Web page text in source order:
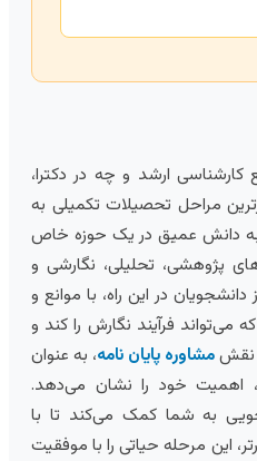
ارشد و چه در دکترا،
مراحل تحصیلات تکمیلی به
عمیق در یک حوزه خاص
تحلیلی، نگارشی و
در این راه، با موانع و
فرآیند نگارش را کند و
مشاوره پایان نامه، به عنوان
خود را نشان می‌دهد.
شما کمک می‌کند تا با
مرحله حیاتی را با موفقیت